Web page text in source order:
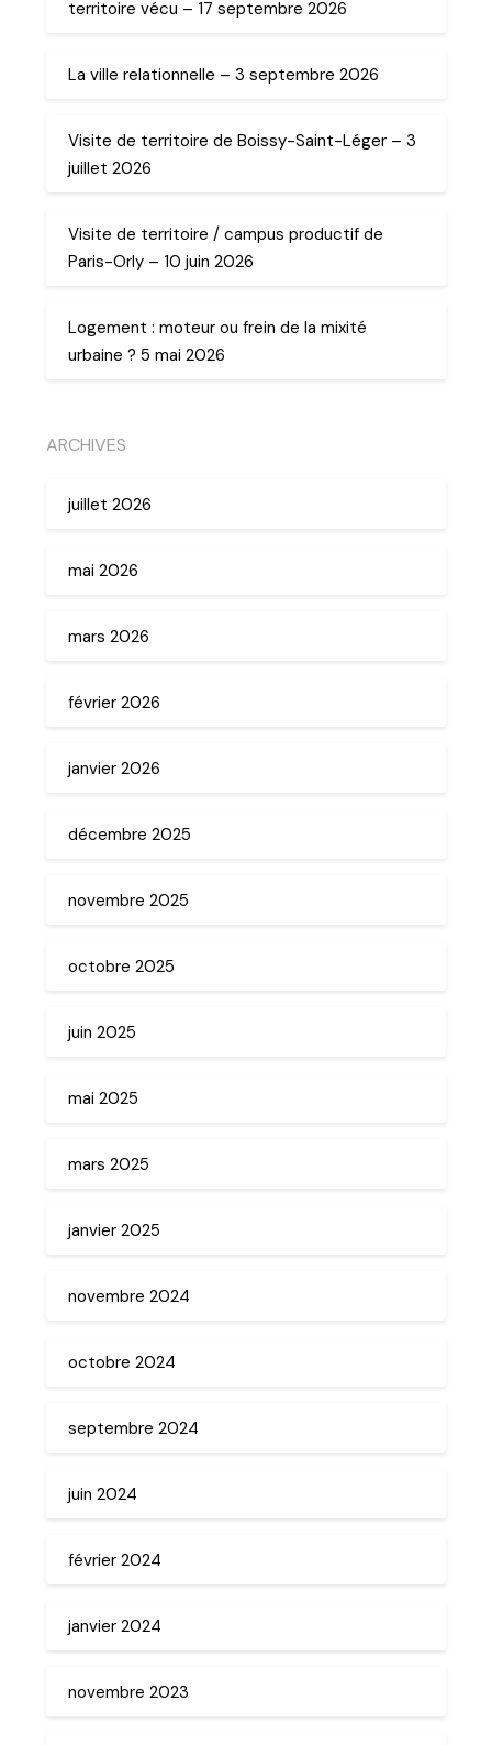
territoire vécu – 17 septembre 2026
La ville relationnelle – 3 septembre 2026
Visite de territoire de Boissy-Saint-Léger – 3
juillet 2026
Visite de territoire / campus productif de
Paris-Orly – 10 juin 2026
Logement : moteur ou frein de la mixité
urbaine ? 5 mai 2026
ARCHIVES
juillet 2026
mai 2026
mars 2026
février 2026
janvier 2026
décembre 2025
novembre 2025
octobre 2025
juin 2025
mai 2025
mars 2025
janvier 2025
novembre 2024
octobre 2024
septembre 2024
juin 2024
février 2024
janvier 2024
novembre 2023